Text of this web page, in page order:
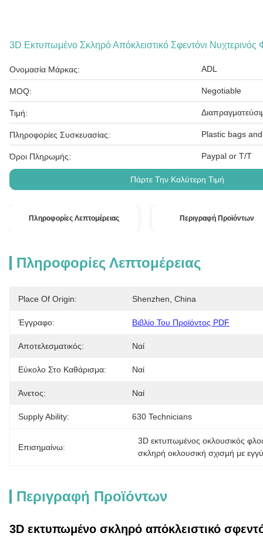
3D Εκτυπωμένο Σκληρό Απόκλειστικό Σφεντόνι
Ονομασία Μάρκας: ADL
MOQ: Negotiable
Τιμή:
Πληροφορίες Συσκευασίας: Plastic bags
Όροι Πληρωμής: Paypal or T/T
Πάρτε Την Καλύτερη Τιμή
Πληροφορίες Λεπτομέρειας Περιγραφή Προϊόντων
Πληροφορίες Λεπτομέρειας
Place Of Origin: Shenzhen, China
Έγγραφο: Βιβλίο Του Προϊόντος PDF
Αποτελεσματικός: Ναί
Εύκολο Στο Καθάρισμα: Ναί
Άνετος: Ναί
Supply Ability: 630 Technicians
Επισημαίνω:
3D εκτυπωμένος οκλουσικός
σκληρή οκλουσική σχισμή με
Περιγραφή Προϊόντων
3D εκτυπωμένο σκληρό απόκλειστικό